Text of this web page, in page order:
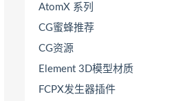
AtomX 系列
CG蜜蜂推荐
CG资源
Element 3D模型材质
FCPX发生器插件